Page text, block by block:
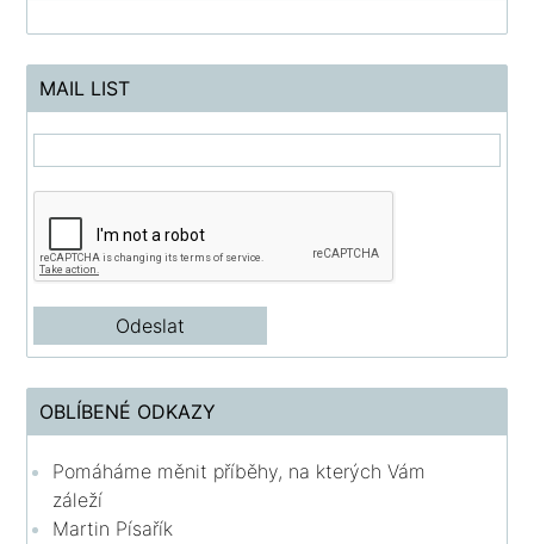
MAIL LIST
OBLÍBENÉ ODKAZY
Pomáháme měnit příběhy, na kterých Vám
záleží
Martin Písařík